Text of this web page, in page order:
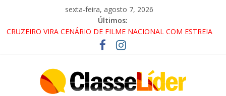
sexta-feira, agosto 7, 2026
Últimos:
CRUZEIRO VIRA CENÁRIO DE FILME NACIONAL COM ESTREIA
PROMOTOR DO GAECO
ACESSO À APARECIDA NA DUTRA SERÁ BLOQUEADO NO FIM